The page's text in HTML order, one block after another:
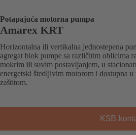
Potapajuća motorna pumpa
Amarex KRT
Horizontalna ili vertikalna jednostepena
agregat blok pumpe sa različitim oblicima
mokrim ili suvim postavljanjem, u
energetski štedljivim motorom i dostupna
zaštitom.
KSB